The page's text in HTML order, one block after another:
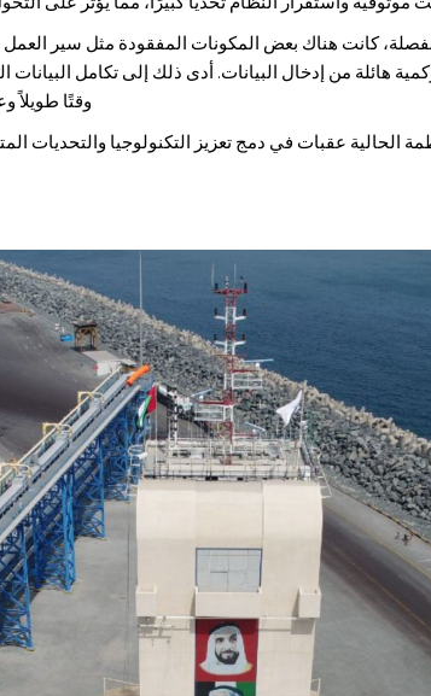
كانت هناك بعض المكونات المفقودة مثل سير العمل
هائلة من إدخال البيانات. أدى ذلك إلى تكامل البيانات
وقتًا طويلاً
الحالية عقبات في دمج تعزيز التكنولوجيا والتحديات